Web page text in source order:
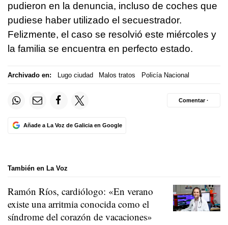
pudieron en la denuncia, incluso de coches que
pudiese haber utilizado el secuestrador.
Felizmente, el caso se resolvió este miércoles y
la familia se encuentra en perfecto estado.
Archivado en: Lugo ciudad Malos tratos Policía Nacional
Añade a La Voz de Galicia en Google
Comentar ·
También en La Voz
Ramón Ríos, cardiólogo: «En verano
existe una arritmia conocida como el
síndrome del corazón de vacaciones»